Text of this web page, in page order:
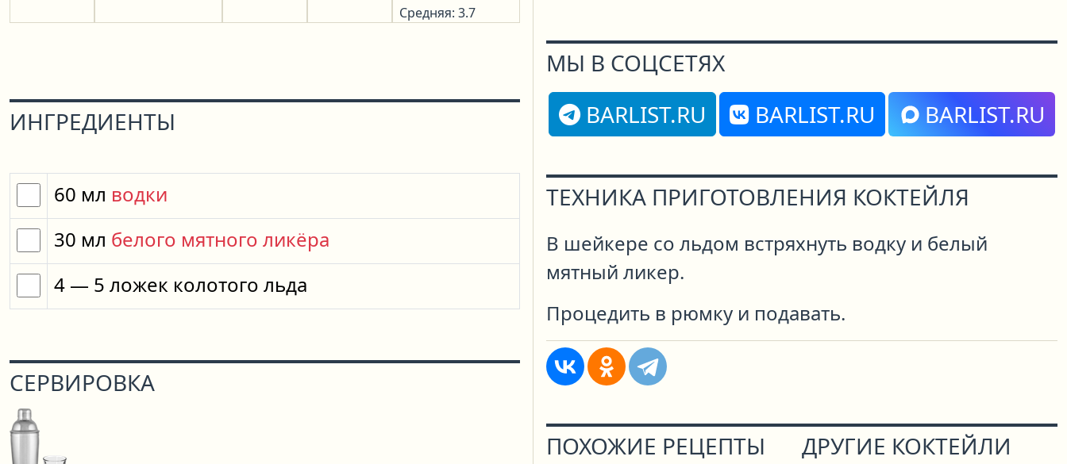
Средняя: 3.7
ИНГРЕДИЕНТЫ
60 мл водки
30 мл белого мятного ликёра
4 — 5 ложек колотого льда
СЕРВИРОВКА
МЫ В СОЦСЕТЯХ
BARLIST.RU
BARLIST.RU BARLIST.RU
ТЕХНИКА ПРИГОТОВЛЕНИЯ КОКТЕЙЛЯ
В шейкере со льдом встряхнуть водку и белый
мятный ликер.
Процедить в рюмку и подавать.
ПОХОЖИЕ РЕЦЕПТЫ ДРУГИЕ КОКТЕЙЛИ